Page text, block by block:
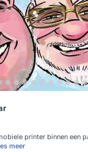
printer binnen een
meer